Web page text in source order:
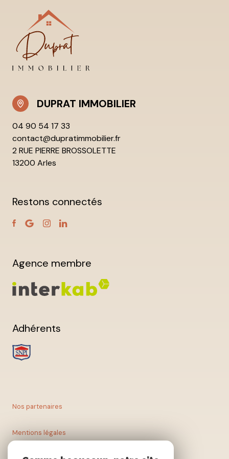
DUPRAT IMMOBILIER
04 90 54 17 33
contact@dupratimmobilier.fr
2 RUE PIERRE BROSSOLETTE
13200 Arles
Restons connectés
Agence membre
Adhérents
Nos partenaires
Mentions légales